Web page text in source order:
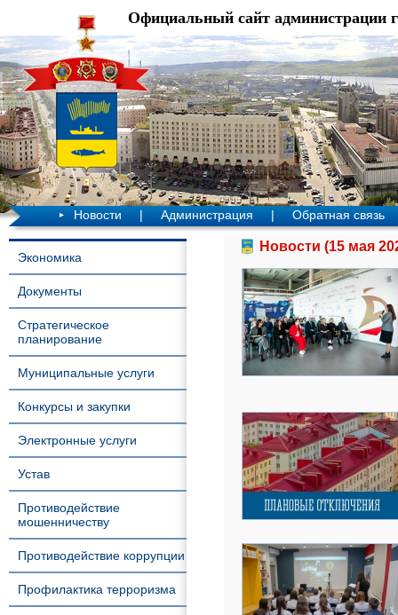
Официальный сайт администрации
Новости | Администрация | Обратная связь
Экономика
Документы
Стратегическое
планирование
Муниципальные услуги
Конкурсы и закупки
Электронные услуги
Устав
Противодействие
мошенничеству
Противодействие коррупции
Профилактика терроризма
Новости (15 мая